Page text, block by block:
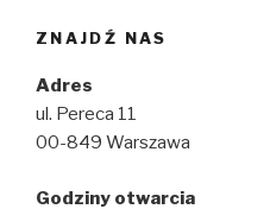
ZNAJDŹ NAS
Adres
ul. Pereca 11
00-849 Warszawa
Godziny otwarcia